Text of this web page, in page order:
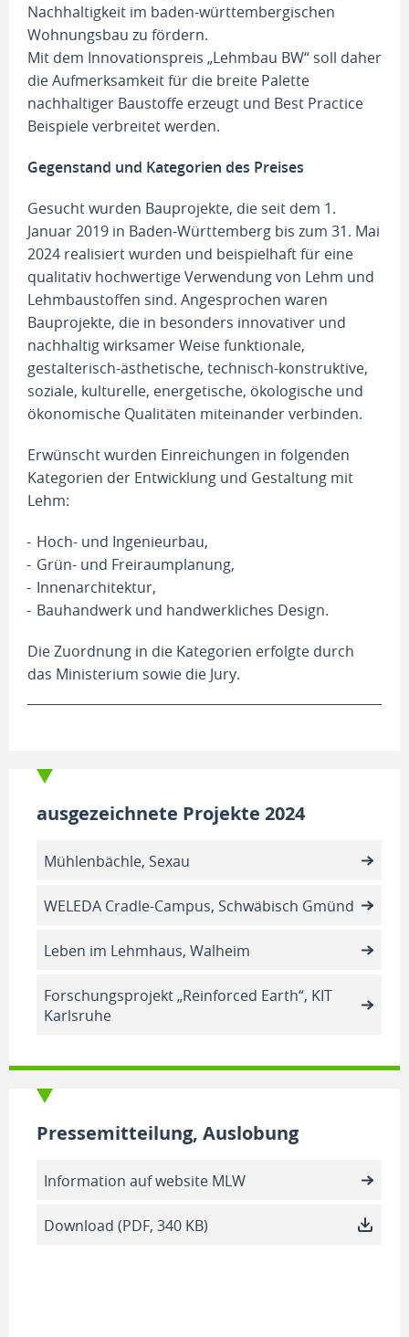
Nachhaltigkeit im baden-württembergischen
Wohnungsbau zu fördern.
Mit dem Innovationspreis „Lehmbau BW“ soll daher
die Aufmerksamkeit für die breite Palette
nachhaltiger Baustoffe erzeugt und Best Practice
Beispiele verbreitet werden.
Gegenstand und Kategorien des Preises
Gesucht wurden Bauprojekte, die seit dem 1.
Januar 2019 in Baden-Württemberg bis zum 31. Mai
2024 realisiert wurden und beispielhaft für eine
qualitativ hochwertige Verwendung von Lehm und
Lehmbaustoffen sind. Angesprochen waren
Bauprojekte, die in besonders innovativer und
nachhaltig wirksamer Weise funktionale,
gestalterisch-ästhetische, technisch-konstruktive,
soziale, kulturelle, energetische, ökologische und
ökonomische Qualitäten miteinander verbinden.
Erwünscht wurden Einreichungen in folgenden
Kategorien der Entwicklung und Gestaltung mit
Lehm:
Hoch- und Ingenieurbau,
Grün- und Freiraumplanung,
Innenarchitektur,
Bauhandwerk und handwerkliches Design.
Die Zuordnung in die Kategorien erfolgte durch
das Ministerium sowie die Jury.
ausgezeichnete Projekte 2024
Mühlenbächle, Sexau
WELEDA Cradle-Campus, Schwäbisch Gmünd
Leben im Lehmhaus, Walheim
Forschungsprojekt „Reinforced Earth“, KIT
Karlsruhe
Pressemitteilung, Auslobung
Information auf website MLW
Download (PDF, 340 KB)